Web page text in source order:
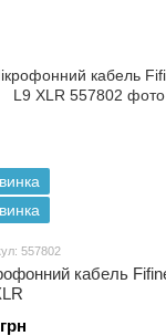
557802
кабель